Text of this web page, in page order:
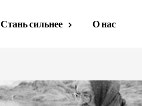
Стань сильнее О нас